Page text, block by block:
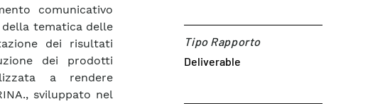
comunicativo
tematica delle
dei risultati
dei prodotti
a rendere
sviluppato nel
Tipo Rapporto
Deliverable